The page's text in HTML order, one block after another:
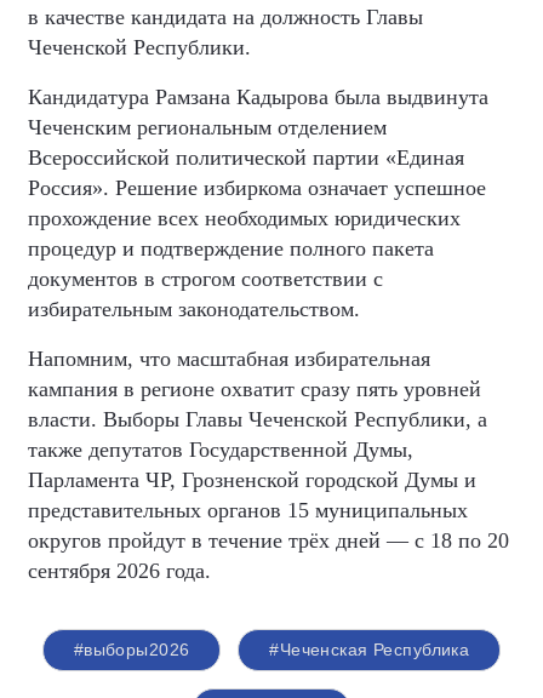
в качестве кандидата на должность Главы
Чеченской Республики.
Кандидатура Рамзана Кадырова была выдвинута
Чеченским региональным отделением
Всероссийской политической партии «Единая
Россия». Решение избиркома означает успешное
прохождение всех необходимых юридических
процедур и подтверждение полного пакета
документов в строгом соответствии с
избирательным законодательством.
Напомним, что масштабная избирательная
кампания в регионе охватит сразу пять уровней
власти. Выборы Главы Чеченской Республики, а
также депутатов Государственной Думы,
Парламента ЧР, Грозненской городской Думы и
представительных органов 15 муниципальных
округов пройдут в течение трёх дней — с 18 по 20
сентября 2026 года.
#выборы2026 #Чеченская Республика